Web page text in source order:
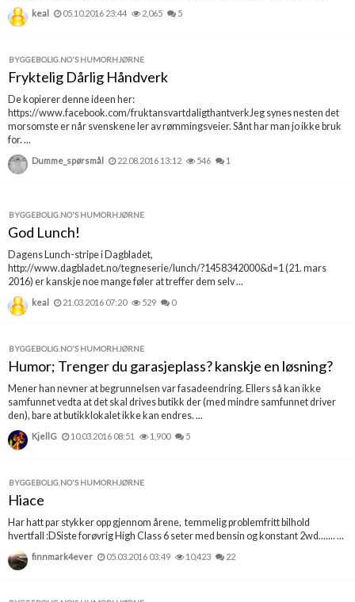
keal 05.10.2016 23:44 2,065 5
BYGGEBOLIG.NO'S HUMORHJØRNE
Fryktelig Dårlig Håndverk
De kopierer denne ideen her:
https://www.facebook.com/fruktansvartdaligthantverkJeg synes nesten det
morsomste er når svenskene ler av rømmingsveier. Sånt har man jo ikke bruk
for. ...
Dumme_spørsmål 22.08.2016 13:12 546 1
BYGGEBOLIG.NO'S HUMORHJØRNE
God Lunch!
Dagens Lunch-stripe i Dagbladet,
http://www.dagbladet.no/tegneserie/lunch/?1458342000&d=1 (21. mars
2016) er kanskje noe mange føler at treffer dem selv ...
keal 21.03.2016 07:20 529 0
BYGGEBOLIG.NO'S HUMORHJØRNE
Humor; Trenger du garasjeplass? kanskje en løsning?
Mener han nevner at begrunnelsen var fasadeendring. Ellers så kan ikke
samfunnet vedta at det skal drives butikk der (med mindre samfunnet driver
den), bare at butikklokalet ikke kan endres. ...
KjellG 10.03.2016 08:51 1,900 5
BYGGEBOLIG.NO'S HUMORHJØRNE
Hiace
Har hatt par stykker opp gjennom årene, temmelig problemfritt bilhold
hvertfall :DSiste forøvrig High Class 6 seter med bensin og konstant 2wd....... ...
finnmark4ever 05.03.2016 03:49 10,423 22